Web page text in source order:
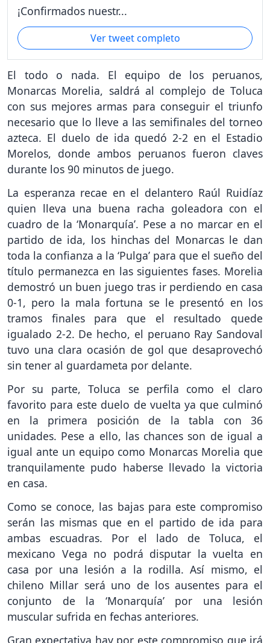
¡Confirmados nuestr...
Ver tweet completo
El todo o nada. El equipo de los peruanos,
Monarcas Morelia, saldrá al complejo de Toluca
con sus mejores armas para conseguir el triunfo
necesario que lo lleve a las semifinales del torneo
azteca. El duelo de ida quedó 2-2 en el Estadio
Morelos, donde ambos peruanos fueron claves
durante los 90 minutos de juego.
La esperanza recae en el delantero Raúl Ruidíaz
quien lleva una buena racha goleadora con el
cuadro de la ‘Monarquía’. Pese a no marcar en el
partido de ida, los hinchas del Monarcas le dan
toda la confianza a la ‘Pulga’ para que el sueño del
título permanezca en las siguientes fases. Morelia
demostró un buen juego tras ir perdiendo en casa
0-1, pero la mala fortuna se le presentó en los
tramos finales para que el resultado quede
igualado 2-2. De hecho, el peruano Ray Sandoval
tuvo una clara ocasión de gol que desaprovechó
sin tener al guardameta por delante.
Por su parte, Toluca se perfila como el claro
favorito para este duelo de vuelta ya que culminó
en la primera posición de la tabla con 36
unidades. Pese a ello, las chances son de igual a
igual ante un equipo como Monarcas Morelia que
tranquilamente pudo haberse llevado la victoria
en casa.
Como se conoce, las bajas para este compromiso
serán las mismas que en el partido de ida para
ambas escuadras. Por el lado de Toluca, el
mexicano Vega no podrá disputar la vuelta en
casa por una lesión a la rodilla. Así mismo, el
chileno Millar será uno de los ausentes para el
conjunto de la ‘Monarquía’ por una lesión
muscular sufrida en fechas anteriores.
Gran expectativa hay por este compromiso que irá